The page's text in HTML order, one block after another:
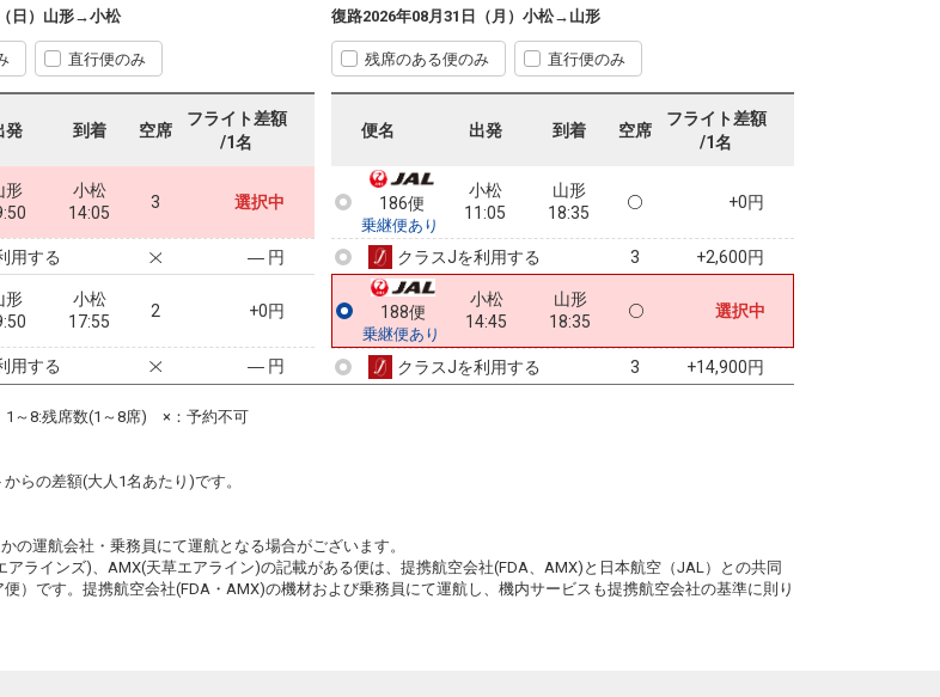
日） 山形→小松
直行便のみ
発 到着 空席
フライト差額
/1名
形
小松
14:05
3 選択中
用する ― 円
形
小松
17:55
2 +0円
用する ― 円
復路2026年08月31日（月） 小松→ 山形
残席のある便のみ 直行便のみ
便名 出発 到着 空席
フライト差額
/1名
186便
乗継便あり
小松
11:05
山形
18:35
+0円
クラスJを利用する 3 +2,600円
188便
乗継便あり
小松
14:45
山形
18:35
選択中
クラスJを利用する 3 +14,900円
～8:残席数(1～8席) ×：予約不可
らの差額(大人1名あたり)です。
の運航会社・乗務員にて運航となる場合がございます。
アラインズ)、AMX(天草エアライン)の記載がある便は、提携航空会社(FDA、AMX)と日本航空（JAL）との共同
）です。提携航空会社(FDA・AMX)の機材および乗務員にて運航し、機内サービスも提携航空会社の基準に則り